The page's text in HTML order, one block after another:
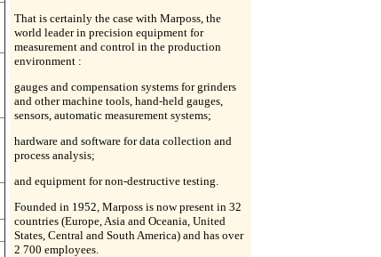
That is certainly the case with Marposs, the
world leader in precision equipment for
measurement and control in the production
environment :
gauges and compensation systems for grinders
and other machine tools, hand-held gauges,
sensors, automatic measurement systems;
hardware and software for data collection and
process analysis;
and equipment for non-destructive testing.
Founded in 1952, Marposs is now present in 32
countries (Europe, Asia and Oceania, United
States, Central and South America) and has over
2 700 employees.